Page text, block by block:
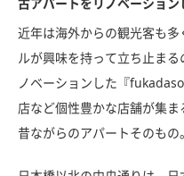
近年は海外からの観光客も
ルが興味を持って立ち止ま
ノベーションした『
店など個性豊かな店舗が集
昔ながらのアパートそのもの。